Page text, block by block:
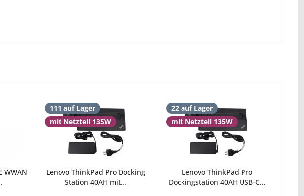
WWAN
111 auf Lager
mit Netzteil 135W
Lenovo ThinkPad Pro Docking
Station 40AH mit...
22 auf Lager
mit Netzteil 135W
Lenovo ThinkPad Pro
Dockingstation 40AH USB-C...